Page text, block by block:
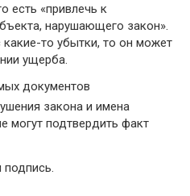
есть «привлечь к
нарушающего закон».
какие-то убытки, то он может
ущерба.
документов
закона и имена
могут подтвердить факт
подпись.